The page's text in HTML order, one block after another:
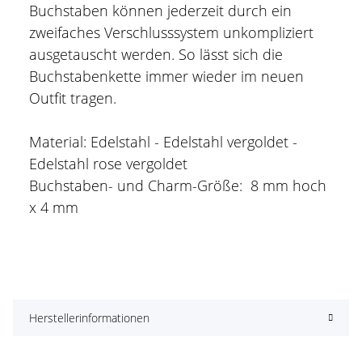
Buchstaben können jederzeit durch ein
zweifaches Verschlusssystem unkompliziert
ausgetauscht werden. So lässt sich die
Buchstabenkette immer wieder im neuen
Outfit tragen.
Material: Edelstahl - Edelstahl vergoldet -
Edelstahl rose vergoldet
Buchstaben- und Charm-Größe: 8 mm hoch
x 4 mm
Herstellerinformationen